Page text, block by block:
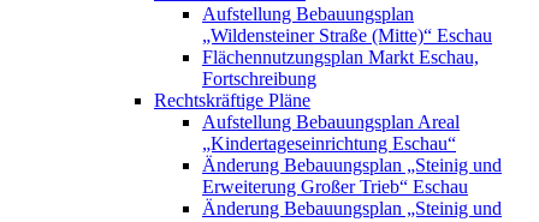
Aufstellung Bebauungsplan
„Wildensteiner Straße (Mitte)“ Eschau
Flächennutzungsplan Markt Eschau,
Fortschreibung
Rechtskräftige Pläne
Aufstellung Bebauungsplan Areal
„Kindertageseinrichtung Eschau“
Änderung Bebauungsplan „Steinig und
Erweiterung Großer Trieb“ Eschau
Änderung Bebauungsplan „Steinig und